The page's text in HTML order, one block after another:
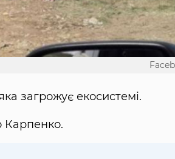
загрожує екосистемі.
Карпенко.